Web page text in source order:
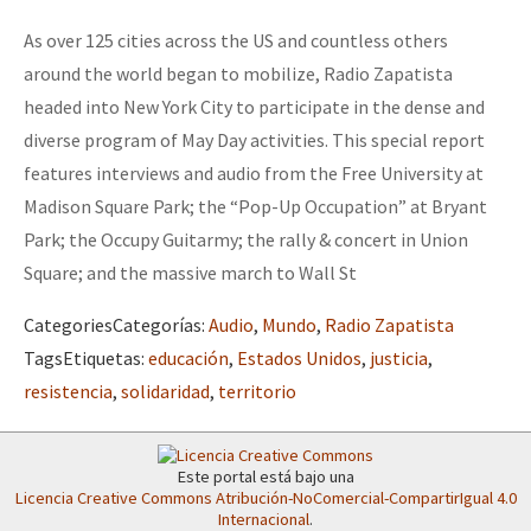
La Sexta
AutonomÍa y Resistencia
Megaproyectos
Migración
Presos
Mujeres
Dia 2 do Encontro “Guerra contra a Humanidad”
Dia 1: Encontro “Guerra contra a Humanidade”
“Sonhando a Terra do Bem Virá” se publica no Estado Espanhol
Se o México sabe, que o mundo saiba! Nossas lutas pela
As over 125 cities across the US and countless others
around the world began to mobilize, Radio Zapatista
headed into New York City to participate in the dense and
diverse program of May Day activities. This special report
features interviews and audio from the Free University at
Madison Square Park; the “Pop-Up Occupation” at Bryant
Park; the Occupy Guitarmy; the rally & concert in Union
Square; and the massive march to Wall St
CategoriesCategorías: Audio, Mundo, Radio Zapatista
TagsEtiquetas: educación, Estados Unidos, justicia,
resistencia, solidaridad, territorio
Este portal está bajo una
Licencia Creative Commons Atribución-NoComercial-CompartirIgual 4.0
Internacional.